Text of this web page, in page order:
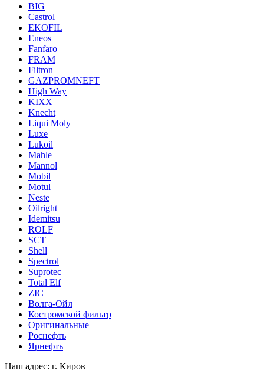
BIG
Castrol
EKOFIL
Eneos
Fanfaro
FRAM
Filtron
GAZPROMNEFT
High Way
KIXX
Knecht
Liqui Moly
Luxe
Lukoil
Mahle
Mannol
Mobil
Motul
Neste
Oilright
Idemitsu
ROLF
SCT
Shell
Spectrol
Suprotec
Total Elf
ZIC
Волга-Ойл
Костромской фильтр
Оригинальные
Роснефть
Ярнефть
Наш адрес: г. Киров